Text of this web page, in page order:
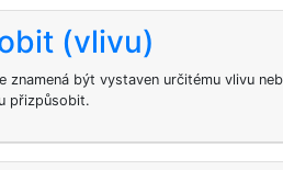
(vlivu)
znamená být vystaven určitému vlivu
přizpůsobit.